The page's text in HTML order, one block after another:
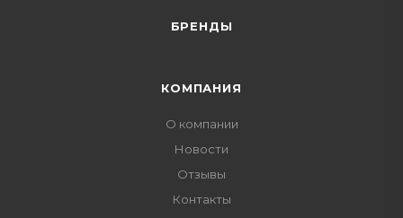
БРЕНДЫ
КОМПАНИЯ
О компании
Новости
Отзывы
Контакты